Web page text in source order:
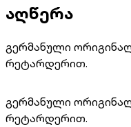
აღწერა
გერმანული
რეტარდერით.
გერმანული
რეტარდერით.